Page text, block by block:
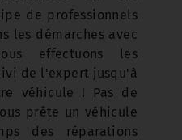
de professionnels
les démarches avec
effectuons les
de l'expert jusqu'à
véhicule ! Pas de
prête un véhicule
des réparations